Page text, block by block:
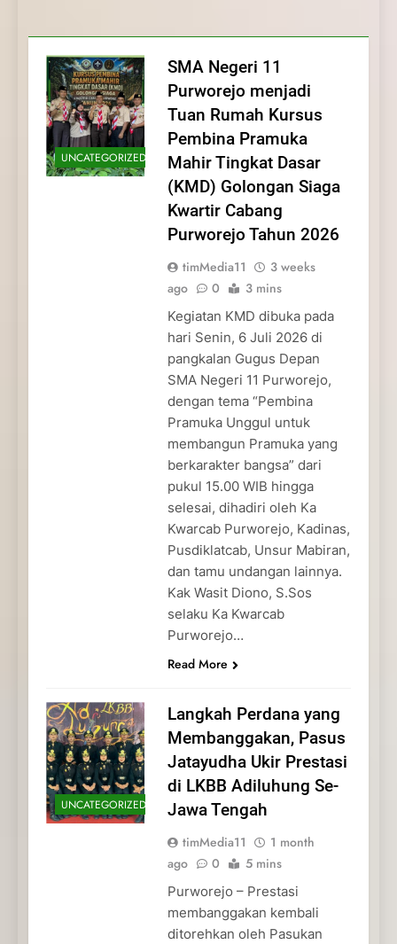
dan Pengabdian Generasi
Pramuka
Pramuka
Kepedulian
UNCATEGORIZED
SMA Negeri 11
Purworejo menjadi
Tuan Rumah Kursus
Pembina Pramuka
Mahir Tingkat Dasar
(KMD) Golongan Siaga
Kwartir Cabang
Purworejo Tahun 2026
timMedia11
3 weeks
ago
0 3 mins
Kegiatan KMD dibuka pada
hari Senin, 6 Juli 2026 di
pangkalan Gugus Depan
SMA Negeri 11 Purworejo,
dengan tema “Pembina
Pramuka Unggul untuk
membangun Pramuka yang
berkarakter bangsa” dari
pukul 15.00 WIB hingga
selesai, dihadiri oleh Ka
Kwarcab Purworejo, Kadinas,
Pusdiklatcab, Unsur Mabiran,
dan tamu undangan lainnya.
Kak Wasit Diono, S.Sos
selaku Ka Kwarcab
Purworejo…
Read More
UNCATEGORIZED
Langkah Perdana yang
Membanggakan, Pasus
Jatayudha Ukir Prestasi
di LKBB Adiluhung Se-
Jawa Tengah
timMedia11
1 month
ago
0 5 mins
Purworejo – Prestasi
membanggakan kembali
ditorehkan oleh Pasukan